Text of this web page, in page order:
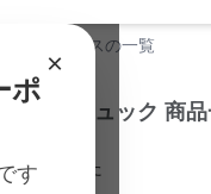
×
ポ
す
レディースの一覧
ソコンリュック 商
かりました